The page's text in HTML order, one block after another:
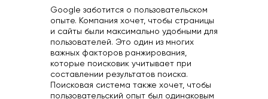
Google заботится о пользовательском
опыте. Компания хочет, чтобы страницы
и сайты были максимально удобными для
пользователей. Это один из многих
важных факторов ранжирования,
которые поисковик учитывает при
составлении результатов поиска.
Поисковая система также хочет, чтобы
пользовательский опыт был одинаковым